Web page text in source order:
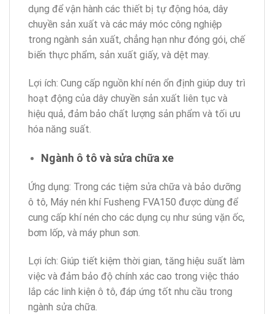
dụng để vận hành các thiết bị tự động hóa, dây
chuyền sản xuất và các máy móc công nghiệp
trong ngành sản xuất, chẳng hạn như đóng gói, chế
biến thực phẩm, sản xuất giấy, và dệt may.
Lợi ích: Cung cấp nguồn khí nén ổn định giúp duy trì
hoạt động của dây chuyền sản xuất liên tục và
hiệu quả, đảm bảo chất lượng sản phẩm và tối ưu
hóa năng suất.
Ngành ô tô và sửa chữa xe
Ứng dụng: Trong các tiệm sửa chữa và bảo dưỡng
ô tô, Máy nén khí Fusheng FVA150 được dùng để
cung cấp khí nén cho các dụng cụ như súng vặn ốc,
bơm lốp, và máy phun sơn.
Lợi ích: Giúp tiết kiệm thời gian, tăng hiệu suất làm
việc và đảm bảo độ chính xác cao trong việc tháo
lắp các linh kiện ô tô, đáp ứng tốt nhu cầu trong
ngành sửa chữa.